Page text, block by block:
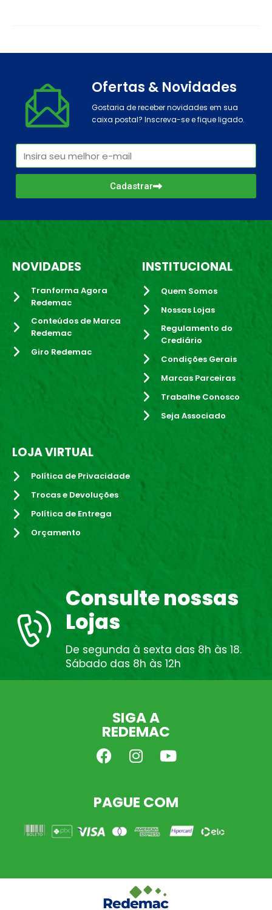
Ofertas & Novidades
Gostaria de receber novidades em sua
caixa postal? Inscreva-se e fique ligado.
Cadastrar
NOVIDADES
Tranforma Agora
Redemac
Conteúdos de Marca
Redemac
Giro Redemac
INSTITUCIONAL
Quem Somos
Nossas Lojas
Regulamento do
Crediário
Condições Gerais
Marcas Parceiras
Trabalhe Conosco
Seja Associado
LOJA VIRTUAL
Política de Privacidade
Trocas e Devoluções
Política de Entrega
Orçamento
Consulte nossas
Lojas
De segunda à sexta das 8h às 18.
Sábado das 8h às 12h
SIGA A
REDEMAC
PAGUE COM